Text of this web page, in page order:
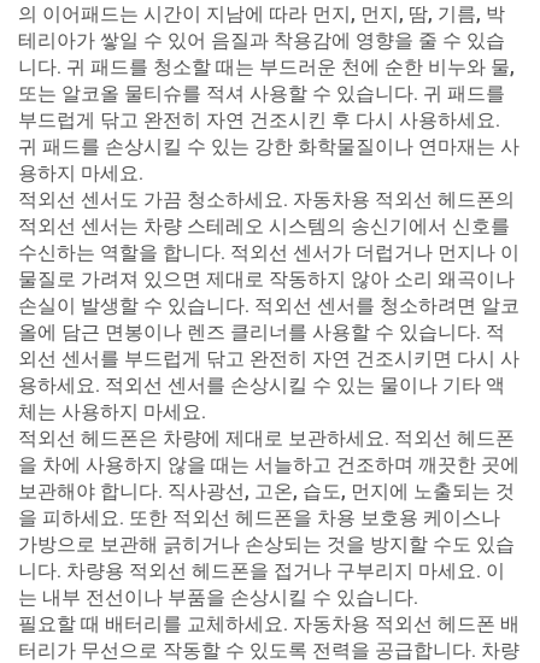
의 이어패드는 시간이 지남에 따라 먼지, 먼지, 땀, 기름, 박
테리아가 쌓일 수 있어 음질과 착용감에 영향을 줄 수 있습
니다. 귀 패드를 청소할 때는 부드러운 천에 순한 비누와 물,
또는 알코올 물티슈를 적셔 사용할 수 있습니다. 귀 패드를
부드럽게 닦고 완전히 자연 건조시킨 후 다시 사용하세요.
귀 패드를 손상시킬 수 있는 강한 화학물질이나 연마재는 사
용하지 마세요.
적외선 센서도 가끔 청소하세요. 자동차용 적외선 헤드폰의
적외선 센서는 차량 스테레오 시스템의 송신기에서 신호를
수신하는 역할을 합니다. 적외선 센서가 더럽거나 먼지나 이
물질로 가려져 있으면 제대로 작동하지 않아 소리 왜곡이나
손실이 발생할 수 있습니다. 적외선 센서를 청소하려면 알코
올에 담근 면봉이나 렌즈 클리너를 사용할 수 있습니다. 적
외선 센서를 부드럽게 닦고 완전히 자연 건조시키면 다시 사
용하세요. 적외선 센서를 손상시킬 수 있는 물이나 기타 액
체는 사용하지 마세요.
적외선 헤드폰은 차량에 제대로 보관하세요. 적외선 헤드폰
을 차에 사용하지 않을 때는 서늘하고 건조하며 깨끗한 곳에
보관해야 합니다. 직사광선, 고온, 습도, 먼지에 노출되는 것
을 피하세요. 또한 적외선 헤드폰을 차용 보호용 케이스나
가방으로 보관해 긁히거나 손상되는 것을 방지할 수도 있습
니다. 차량용 적외선 헤드폰을 접거나 구부리지 마세요. 이
는 내부 전선이나 부품을 손상시킬 수 있습니다.
필요할 때 배터리를 교체하세요. 자동차용 적외선 헤드폰 배
터리가 무선으로 작동할 수 있도록 전력을 공급합니다. 차량